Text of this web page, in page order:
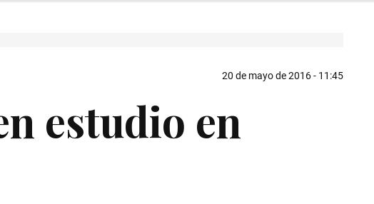
20 de mayo de 2016 - 11:45
estudio en